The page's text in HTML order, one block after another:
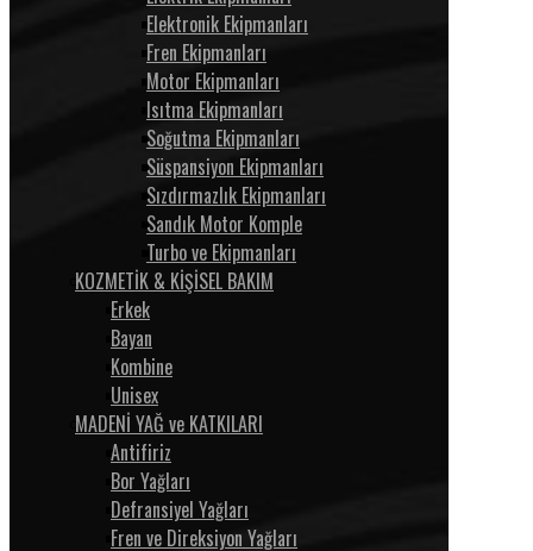
Elektronik Ekipmanları
Fren Ekipmanları
Motor Ekipmanları
Isıtma Ekipmanları
Soğutma Ekipmanları
Süspansiyon Ekipmanları
Sızdırmazlık Ekipmanları
Sandık Motor Komple
Turbo ve Ekipmanları
KOZMETİK & KİŞİSEL BAKIM
Erkek
Bayan
Kombine
Unisex
MADENİ YAĞ ve KATKILARI
Antifiriz
Bor Yağları
Defransiyel Yağları
Fren ve Direksiyon Yağları